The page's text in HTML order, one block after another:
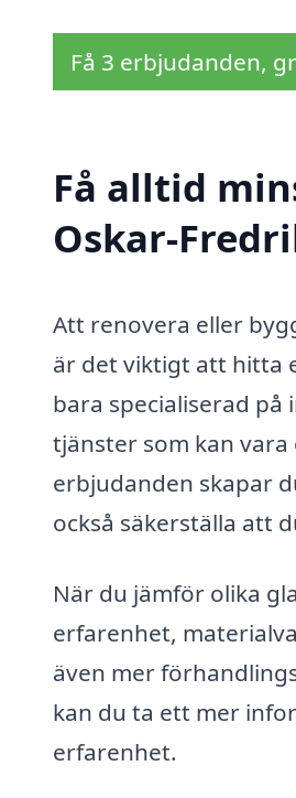
Få 3 erbjudanden,
Få alltid
Oskar-
Att renovera eller
är det viktigt att hitta
bara specialiserad
tjänster som kan
erbjudanden skapar
också säkerställa att
När du jämför olika
erfarenhet,
även mer
kan du ta ett mer
erfarenhet.